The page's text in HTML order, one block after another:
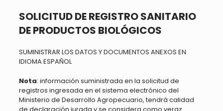
SOLICITUD DE REGISTRO SANITARIO
DE PRODUCTOS BIOLÓGICOS
SUMINISTRAR LOS DATOS Y DOCUMENTOS ANEXOS EN
IDIOMA ESPAÑOL
Nota: información suministrada en la solicitud de
registros ingresada en el sistema electrónico del
Ministerio de Desarrollo Agropecuario, tendrá calidad